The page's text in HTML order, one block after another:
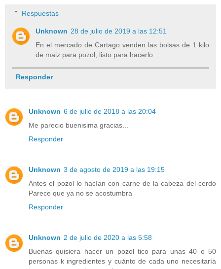
Respuestas
Unknown 28 de julio de 2019 a las 12:51
En el mercado de Cartago venden las bolsas de 1 kilo
de maiz para pozol, listo para hacerlo
Responder
Unknown 6 de julio de 2018 a las 20:04
Me parecio buenisima gracias...
Responder
Unknown 3 de agosto de 2019 a las 19:15
Antes el pozol lo hacían con carne de la cabeza del cerdo
Parece que ya no se acostumbra
Responder
Unknown 2 de julio de 2020 a las 5:58
Buenas quisiera hacer un pozol tico para unas 40 o 50
personas k ingredientes y cuánto de cada uno necesitaría